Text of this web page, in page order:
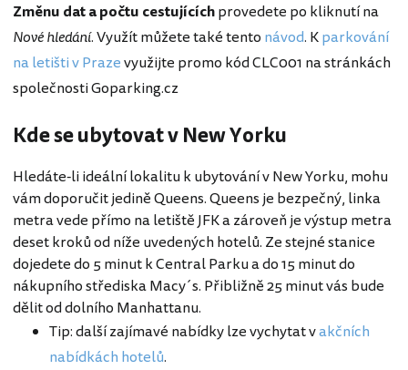
Změnu dat a počtu cestujícíchprovedete po kliknutí na
Nové hledání. Využít můžete také tento návod. Kparkování
na letišti v Prazevyužijte promo kód CLC001 na stránkách
společnosti Goparking.cz
Kde se ubytovat v New Yorku
Hledáte-li ideální lokalitu k ubytování v New Yorku, mohu
vám doporučit jedině Queens. Queens je bezpečný, linka
metra vede přímo na letiště JFK a zároveň je výstup metra
deset kroků od níže uvedených hotelů. Ze stejné stanice
dojedete do 5 minut k Central Parku a do 15 minut do
nákupního střediska Macy´s. Přibližně 25 minut vás bude
dělit od dolního Manhattanu.
Tip: další zajímavé nabídky lze vychytat vakčních
nabídkách hotelů.